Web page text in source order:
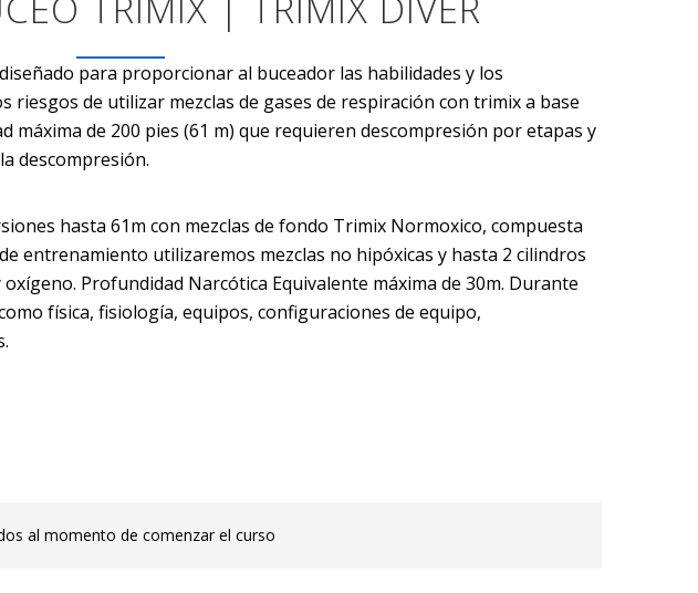
para proporcionar al buceador las habilidades y los
riesgos de utilizar mezclas de gases de respiración con trimix a base
de 200 pies (61 m) que requieren descompresión por etapas y
descompresión.
hasta 61m con mezclas de fondo Trimix Normoxico, compuesta
entrenamiento utilizaremos mezclas no hipóxicas y hasta 2 cilindros
Profundidad Narcótica Equivalente máxima de 30m. Durante
física, fisiología, equipos, configuraciones de equipo,
al momento de comenzar el curso